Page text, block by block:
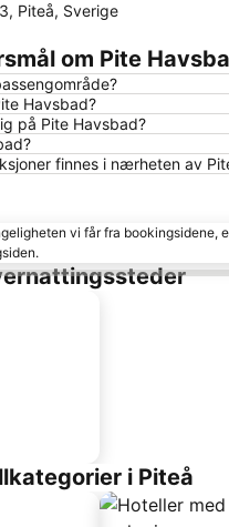
Piteå, Sverige
om Pite
Havsbad?
på Pite Havsbad?
finnes i nærheten av
vi får fra bookingsidene,
i Piteå